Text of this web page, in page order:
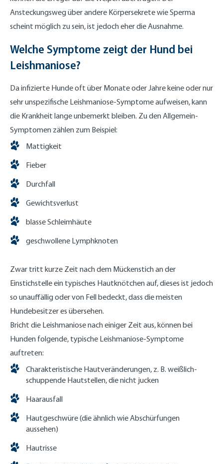
Ansteckungsweg über andere Körpersekrete wie Sperma
scheint möglich zu sein, ist jedoch eher die Ausnahme.
Welche Symptome zeigt der Hund bei
Leishmaniose?
Da infizierte Hunde oft über Monate oder Jahre keine oder nur
sehr unspezifische Leishmaniose-Symptome aufweisen, kann
die Krankheit lange unbemerkt bleiben. Zu den Allgemein-
Symptomen zählen zum Beispiel:
Mattigkeit
Fieber
Durchfall
Gewichtsverlust
blasse Schleimhäute
geschwollene Lymphknoten
Zwar tritt kurze Zeit nach dem Mückenstich an der
Einstichstelle ein typisches Hautknötchen auf, dieses ist jedoch
so unauffällig oder von Fell bedeckt, dass die meisten
Hundebesitzer es übersehen.
Bricht die Leishmaniose nach einiger Zeit aus, können bei
Hunden folgende, typische Leishmaniose-Symptome
auftreten:
Charakteristische Hautveränderungen, z. B. weißlich-
schuppende Hautstellen, die nicht jucken
Haarausfall
Hautgeschwüre (die ähnlich wie Abschürfungen
aussehen)
Hautrisse